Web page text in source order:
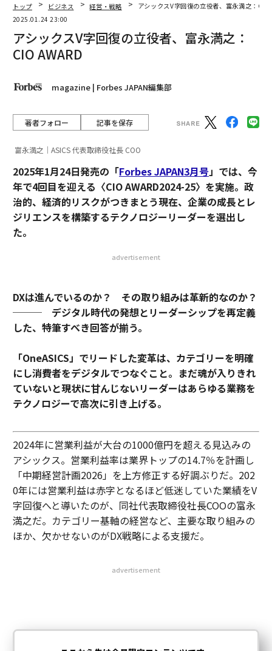
トップ ビジネス 経営・戦略
アシックスV字回復の立役者、富永満之：CIO
2025.01.24 23:00
アシックスV字回復の立役者、富永満之：
CIO AWARD
magazine | Forbes JAPAN編集部
著者フォロー 記事を保存
富永満之｜ASICS 代表取締役社長 COO
2025年1月24日発売の「Forbes JAPAN3月号」では、今
年で4回目を迎える〈CIO AWARD2024-25〉を実施。政
治的、経済的リスクがつきまとう現在、企業の成長とレ
ジリエンスを構築するテクノロジーリーダーを選出し
た。
advertisement
DXは進んでいるのか？ その取り組みは革新的なのか？
─── デジタル時代の発想とリーダーシップを再定義
した、特筆すべき回答が揃う。
「OneASICS」でリードした変革は、カテゴリーを明確
にし消費者をデジタルでつなぐこと。まだ魂が入りきれ
ていないと現状に甘んじないリーダーはあらゆる業務を
テクノロジーで高次に引き上げる。
2024年に営業利益が大台の1000億円を超える見込みの
アシックス。営業利益率は業界トップの14.7％を計画し
「中期経営計画2026」を上方修正する好調ぶりだ。202
0年には営業利益は赤字となるほど低迷していた業績をV
字回復へと導いたのが、同社代表取締役社長COOの富永
満之だ。カテゴリー基軸の経営など、主要な取り組みの
ほか、欠かせないのがDX戦略による支援だ。
advertisement